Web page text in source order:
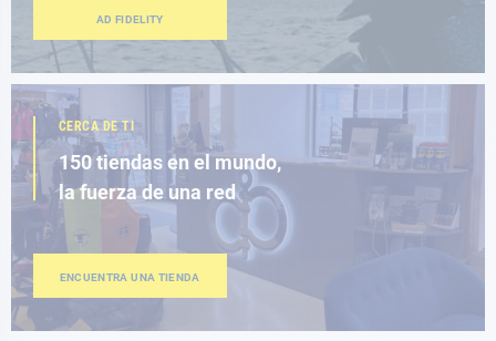
AD FIDELITY
CERCA DE TI
150 tiendas en el mundo,
la fuerza de una red
ENCUENTRA UNA TIENDA